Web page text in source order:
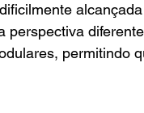
perspectiva
permitindo